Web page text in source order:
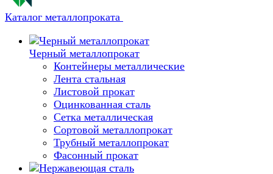
Каталог металлопроката
Черный металлопрокат
Контейнеры металлические
Лента стальная
Листовой прокат
Оцинкованная сталь
Сетка металлическая
Сортовой металлопрокат
Трубный металлопрокат
Фасонный прокат